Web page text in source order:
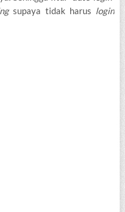
supaya tidak harus login